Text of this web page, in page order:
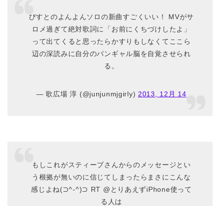
びすとのよんよんソロの新曲すごくいい！ MVがサ
ロメ過ぎて絶対歌詞に「お前にくちづけしたよ」
って出てくると思ったらかすりもしなくてここら
辺の深読みに自分のバンギャル脳を自覚させられ
る。
— 歌広場 淳 (@junjunmjgirly) 2013, 12月 14
もしこれがスティーブさんからのメッセージとい
う根拠が無いのに信じてしまったらまさにこんな
感じよね(⊃^-^)⊃ RT @とりあえずiPhone使って
る人は